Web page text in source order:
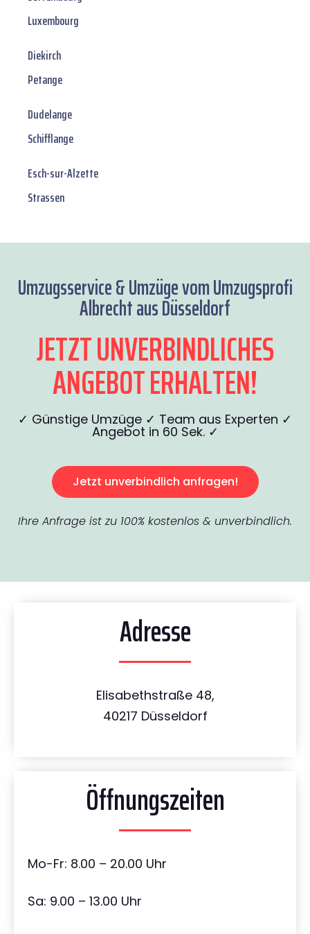
Luxembourg
Diekirch
Petange
Dudelange
Schifflange
Esch-sur-Alzette
Strassen
Umzugsservice & Umzüge vom Umzugsprofi
Albrecht aus Düsseldorf
JETZT UNVERBINDLICHES
ANGEBOT ERHALTEN!
✓ Günstige Umzüge ✓ Team aus Experten ✓
Angebot in 60 Sek. ✓
Jetzt unverbindlich anfragen!
Ihre Anfrage ist zu 100% kostenlos & unverbindlich.
Adresse
Elisabethstraße 48,
40217 Düsseldorf
Öffnungszeiten
Mo-Fr: 8.00 – 20.00 Uhr
Sa: 9.00 – 13.00 Uhr